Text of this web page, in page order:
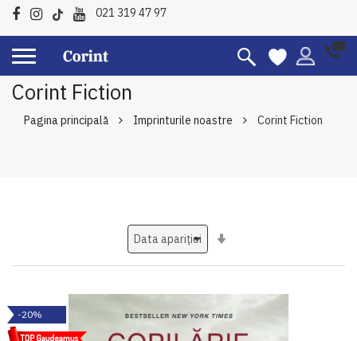
021 319 47 97
Corint Fiction
Pagina principală Imprinturile noastre Corint Fiction
-20%